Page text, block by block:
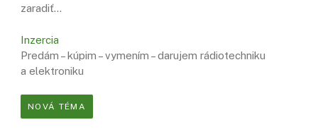
zaradiť…
Inzercia
Predám – kúpim – vymením – darujem rádiotechniku
a elektroniku
NOVÁ TÉMA